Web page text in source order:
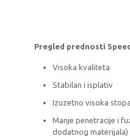
Pregled prednosti
Visoka kvaliteta
Stabilan i isplativ
Izuzetno visoka
Manje penetracije i
dodatnog materijala)